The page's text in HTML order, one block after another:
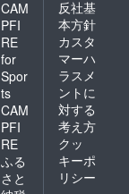
CAM
PFI
RE
for
Spor
ts
CAM
PFI
RE
ふる
さと
反社基
本方針
カスタ
マーハ
ラスメ
ントに
対する
考え方
クッ
キーポ
リシー